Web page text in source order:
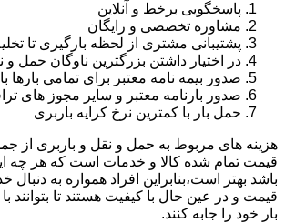
پاسخگویی برخط و آنلاین
مشاوره تخصصی و رایگان
پشتیبانی مشتری از لحظه بارگیری تا
در اختیار داشتن بزرگترین ناوگان حمل و
صدور بیمه نامه معتبر برای تمامی بارها
صدور بارنامه معتبر و سایر مجوز های
حمل بار با کمترین نرخ کرایه باربری
هزینه های مربوط به حمل و نقل و باربری از
قیمت تمام شده کالا و خدمات است که هر چه
باشد بهتر است،بنابراین افراد همواره به دنبال
قیمت و در عین حال با کیفیت هستند تا بتوانند
بار خود را جابه کنند.